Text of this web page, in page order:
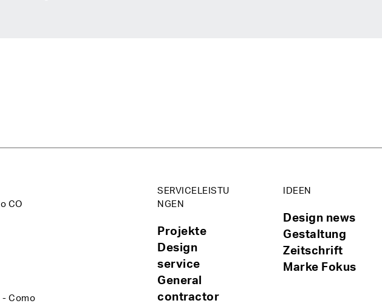
CO
- Como
SERVICELEISTU
NGEN
Projekte
Design
service
General
contractor
IDEEN
Design news
Gestaltung
Zeitschrift
Marke Fokus